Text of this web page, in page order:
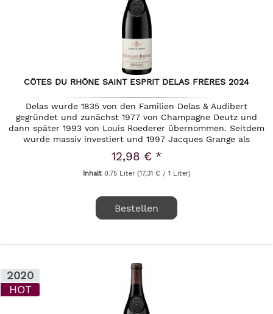
CÔTES DU RHÔNE SAINT ESPRIT DELAS FRÈRES 2024
Delas wurde 1835 von den Familien Delas & Audibert
gegründet und zunächst 1977 von Champagne Deutz und
dann später 1993 von Louis Roederer übernommen. Seitdem
wurde massiv investiert und 1997 Jacques Grange als
Önologe angeheuert....
12,98 € *
Inhalt 0.75 Liter (17,31 € / 1 Liter)
Bestellen
2020
HOT